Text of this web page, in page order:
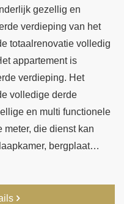
gezellig en
verdieping van het
totaalrenovatie volledig
appartement is
verdieping. Het
volledige derde
en multi functionele
meter, die dienst kan
bergplaat…